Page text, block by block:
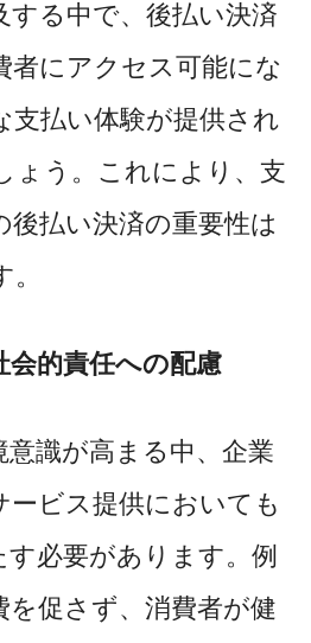
する中で、後払い決済
者にアクセス可能にな
支払い体験が提供され
ょう。これにより、支
払い決済の重要性は
会的責任への配慮
識が高まる中、企業
ービス提供においても
必要があります。例
を促さず、消費者が健